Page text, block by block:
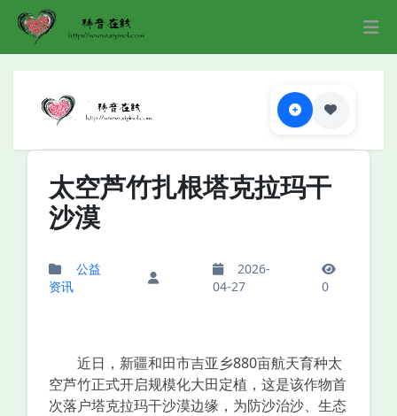
太空芦竹扎根塔克拉玛干
沙漠
公益
资讯
2026-
04-27
0
近日，新疆和田市吉亚乡880亩航天育种太
空芦竹正式开启规模化大田定植，这是该作物首
次落户塔克拉玛干沙漠边缘，为防沙治沙、生态